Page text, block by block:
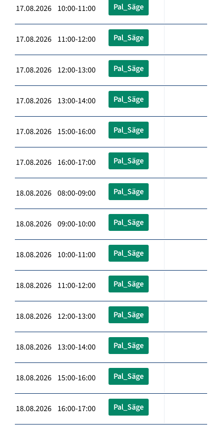
17.08.2026 10:00-11:00 Pal_Säge
17.08.2026 11:00-12:00 Pal_Säge
17.08.2026 12:00-13:00 Pal_Säge
17.08.2026 13:00-14:00 Pal_Säge
17.08.2026 15:00-16:00 Pal_Säge
17.08.2026 16:00-17:00 Pal_Säge
18.08.2026 08:00-09:00 Pal_Säge
18.08.2026 09:00-10:00 Pal_Säge
18.08.2026 10:00-11:00 Pal_Säge
18.08.2026 11:00-12:00 Pal_Säge
18.08.2026 12:00-13:00 Pal_Säge
18.08.2026 13:00-14:00 Pal_Säge
18.08.2026 15:00-16:00 Pal_Säge
18.08.2026 16:00-17:00 Pal_Säge